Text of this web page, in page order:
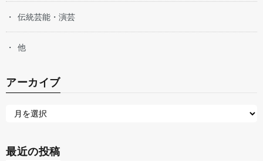
伝統芸能・演芸
他
アーカイブ
最近の投稿